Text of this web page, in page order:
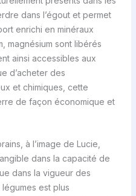
dans l’égout et permet
enrichi en minéraux
magnésium sont libérés
ainsi accessibles aux
d’acheter des
et chimiques, cette
de façon économique et
à l’image de Lucie,
dans la capacité de
dans la vigueur des
est plus